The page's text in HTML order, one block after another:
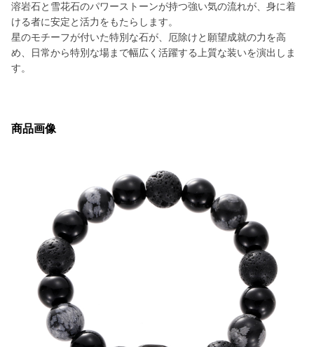
溶岩石と雪花石のパワーストーンが持つ強い気の流れが、身に着
ける者に安定と活力をもたらします。
星のモチーフが付いた特別な石が、厄除けと願望成就の力を高
め、日常から特別な場まで幅広く活躍する上質な装いを演出しま
す。
商品画像